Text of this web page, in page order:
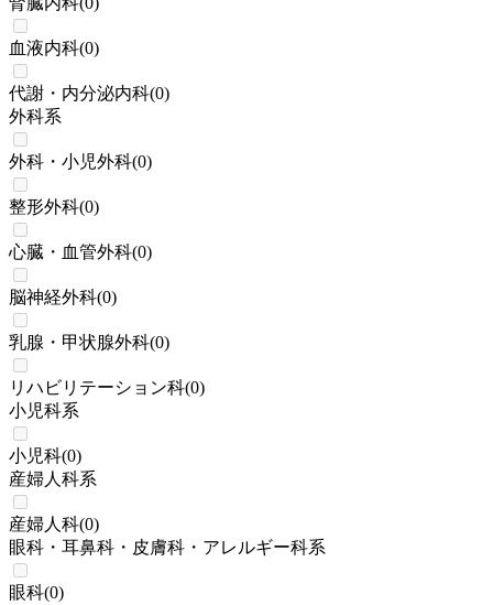
血液内科(0)
代謝・内分泌内科(0)
外科系
外科・小児外科(0)
整形外科(0)
心臓・血管外科(0)
脳神経外科(0)
乳腺・甲状腺外科(0)
リハビリテーション科(0)
小児科系
小児科(0)
産婦人科系
産婦人科(0)
眼科・耳鼻科・皮膚科・アレルギー科系
眼科(0)